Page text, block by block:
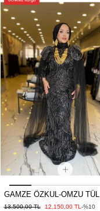
GAMZE ÖZKUL-OMZU TÜL
DETAYLI ELBİSE SİYAH
13.500,00 TL 12.150,00 TL -%10